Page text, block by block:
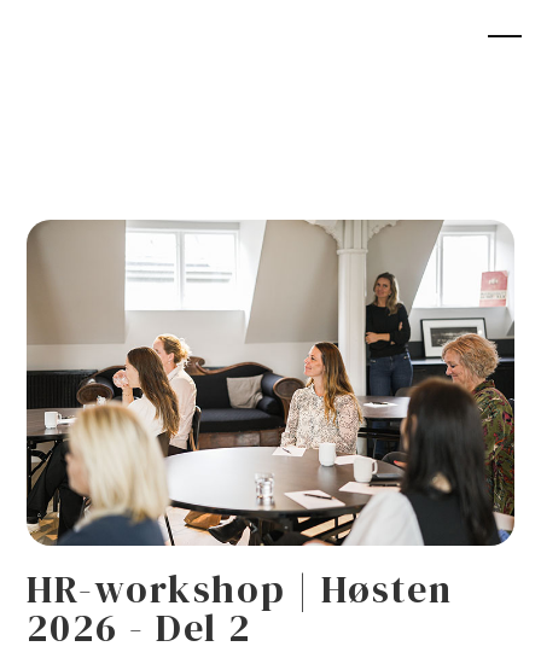
HR-workshop | Høsten
2026 - Del 2